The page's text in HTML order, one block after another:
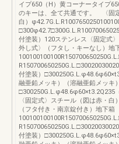
イプ650（H）黄コーナータイプ
のキーは、全て共通です。 〈固
白）
付塗装）120ステンレス〈固定式
外し式〉（フタし・キーなし）地
付塗装）
融亜鉛メッキ）（溶融亜鉛メッキ）
□300250G.L.φ48.6φ60×t3.2Q235
〈固定式〉スチール（図は赤・白
（フタ付き・南京錠付き）地下箱
付塗装）